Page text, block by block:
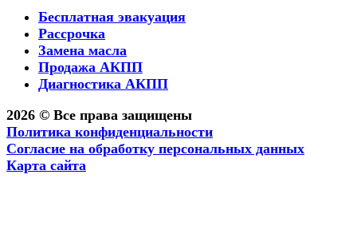
Бесплатная эвакуация
Рассрочка
Замена масла
Продажа АКПП
Диагностика АКПП
2026 © Все права защищены
Политика конфиденциальности
Согласие на обработку персональных данных
Карта сайта